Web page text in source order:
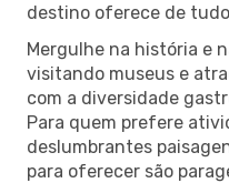
destino oferece de
Mergulhe na história e
visitando museus e
com a diversidade
Para quem prefere
deslumbrantes
para oferecer são